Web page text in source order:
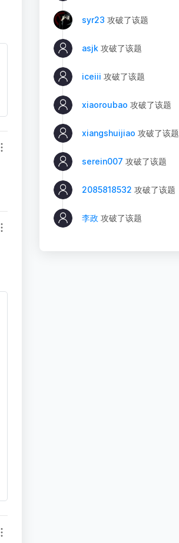
syr23 攻破了该题
asjk 攻破了该题
iceiii 攻破了该题
xiaoroubao 攻破了该题
xiangshuijiao 攻破了该题
serein007 攻破了该题
2085818532 攻破了该题
李政 攻破了该题